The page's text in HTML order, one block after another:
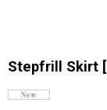
Stepfrill Skirt [